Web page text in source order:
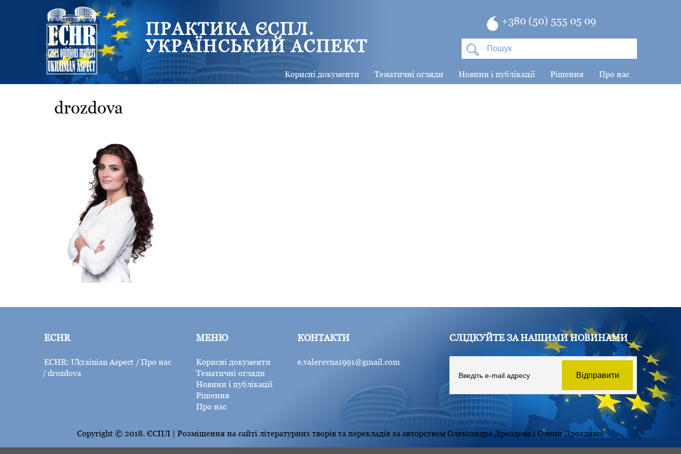
ПРАКТИКА ЄСПЛ.
УКРАЇНСЬКИЙ АСПЕКТ
+380 (50) 555 05 09
Корисні документи Тематичні огляди Новини і публікації Рішення Про нас
drozdova
ECHR
ECHR: Ukrainian Aspect
Про нас
drozdova
МЕНЮ
Корисні документи
Тематичні огляди
Новини і публікації
Рішення
Про нас
КОНТАКТИ
e.valerevna1991@gmail.com
СЛІДКУЙТЕ ЗА НАШИМИ НОВИНАМИ
Copyright © 2018. ЄСПЛ | Розміщення на сайті літературних творів та перекладів за авторством Олександра Дроздова і Олени Дроздової